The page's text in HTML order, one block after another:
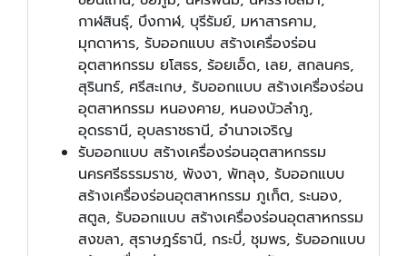
กาฬสินธุ์, บึงกาฬ, บุรีรัมย์, มหาสารคาม,
มุกดาหาร, รับออกแบบ สร้างเครื่องร่อน
อุตสาหกรรม ยโสธร, ร้อยเอ็ด, เลย, สกลนคร,
สุรินทร์, ศรีสะเกษ, รับออกแบบ สร้างเครื่องร่อน
อุตสาหกรรม หนองคาย, หนองบัวลำภู,
อุดรธานี, อุบลราชธานี, อำนาจเจริญ
รับออกแบบ สร้างเครื่องร่อนอุตสาหกรรม
นครศรีธรรมราช, พังงา, พัทลุง, รับออกแบบ
สร้างเครื่องร่อนอุตสาหกรรม ภูเก็ต, ระนอง,
สตูล, รับออกแบบ สร้างเครื่องร่อนอุตสาหกรรม
สงขลา, สุราษฎร์ธานี, กระบี่, ชุมพร, รับออกแบบ